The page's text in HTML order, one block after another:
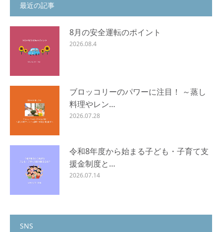
最近の記事
8月の安全運転のポイント
2026.08.4
ブロッコリーのパワーに注目！ ～蒸し
料理やレン…
2026.07.28
令和8年度から始まる子ども・子育て支
援金制度と…
2026.07.14
SNS